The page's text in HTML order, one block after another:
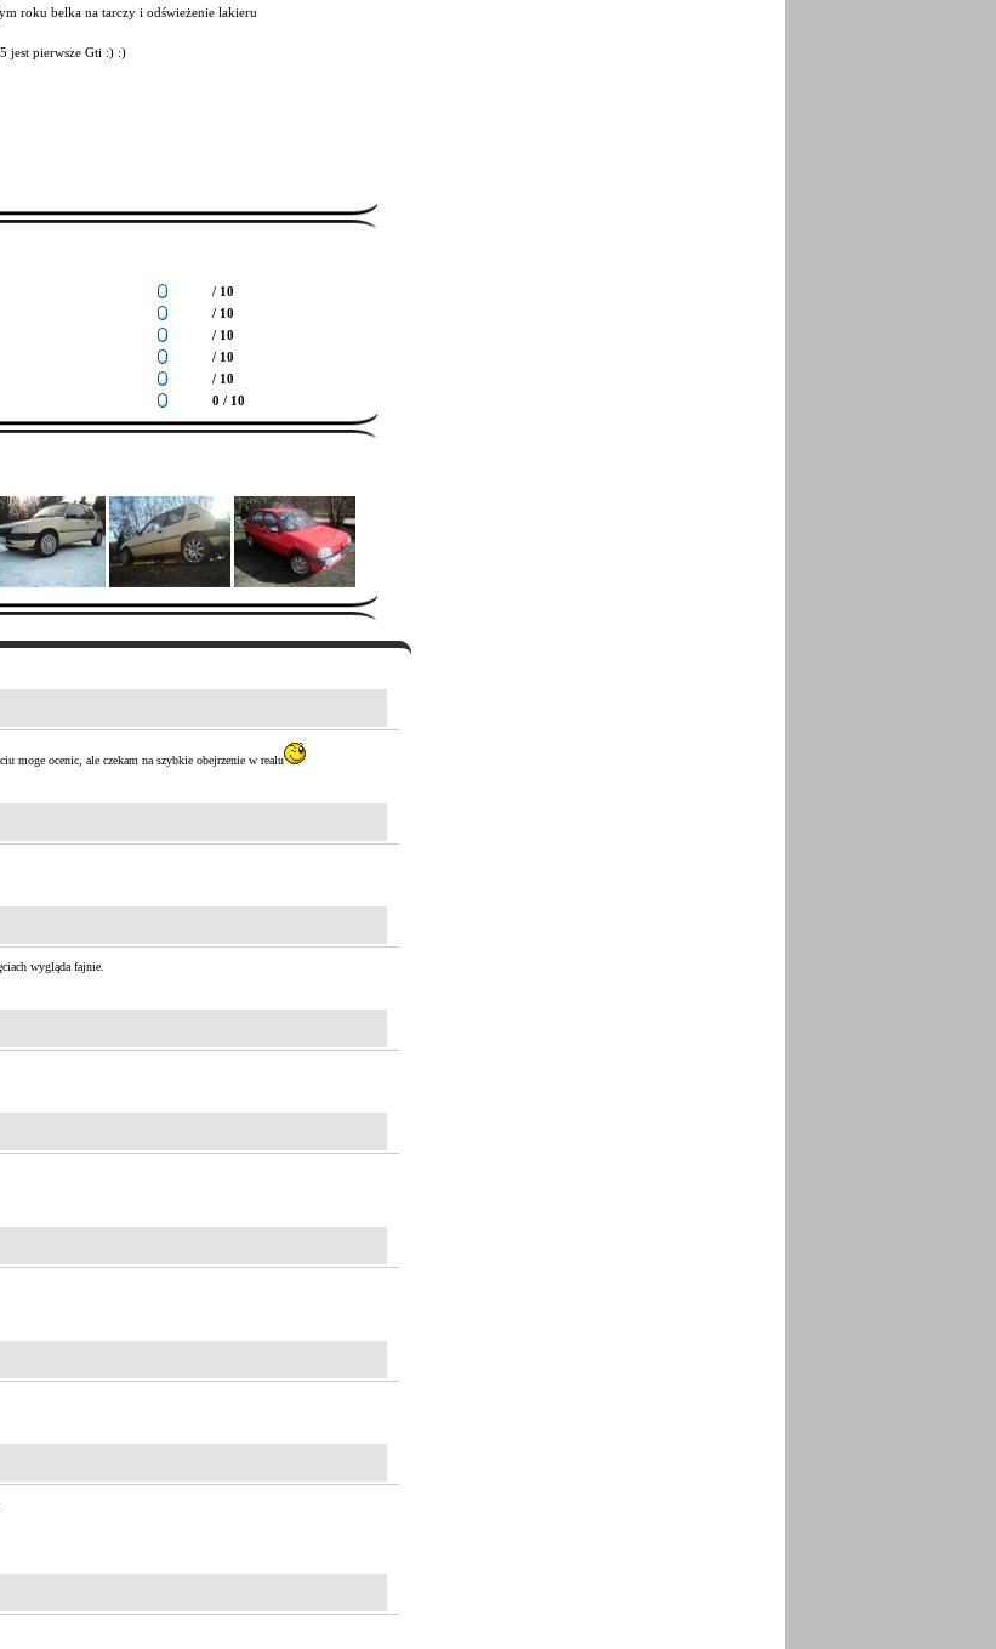
roku belka na tarczy i odświeżenie lakieru
jest pierwsze Gti :) :)
/ 10
/ 10
/ 10
/ 10
/ 10
0 / 10
moge ocenic, ale czekam na szybkie obejrzenie w realu
wygląda fajnie.